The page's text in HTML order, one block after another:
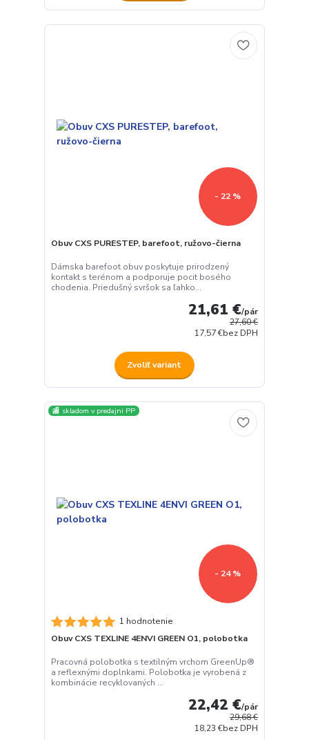
- 22 %
Obuv CXS PURESTEP, barefoot, ružovo-čierna
Dámska barefoot obuv poskytuje prirodzený
kontakt s terénom a podporuje pocit bosého
chodenia. Priedušný svršok sa ľahko...
27,60 €
21,61 €/pár
17,57 €bez DPH
Zvoliť variant
🏬 skladom v predajni PP
- 24 %
1 hodnotenie
Obuv CXS TEXLINE 4ENVI GREEN O1, polobotka
Pracovná polobotka s textilným vrchom GreenUp®
a reflexnými doplnkami. Polobotka je vyrobená z
kombinácie recyklovaných ...
29,68 €
22,42 €/pár
18,23 €bez DPH